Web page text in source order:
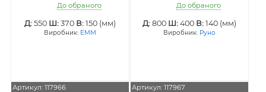
До обраного
Д:550 Ш:370 В:150 (мм)
Виробник: ЕММ
До обраного
Д: 800Ш: 400В: 140 (мм)
Виробник: Руно
Артикул: 117966 Артикул: 117967